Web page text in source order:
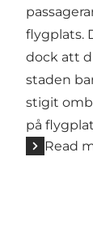
flygplats.
dock att
staden
stigit
på
Read